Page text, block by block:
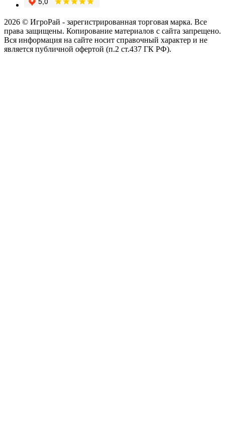
2026 © ИгроРай - зарегистрированная торговая марка. Все
права защищены. Копирование материалов с сайта запрещено.
Вся информация на сайте носит справочный характер и не
является публичной офертой (п.2 ст.437 ГК РФ).